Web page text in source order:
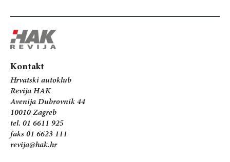
Kontakt
Hrvatski autoklub
Revija HAK
Avenija Dubrovnik 44
10010 Zagreb
tel. 01 6611 925
faks 01 6623 111
revija@hak.hr